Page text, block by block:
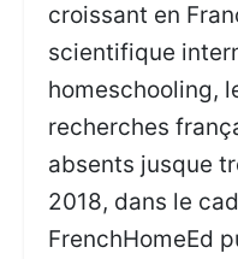
croissant en
scientifique
homeschooling,
recherches
absents jusque
2018, dans le
FrenchHomeEd